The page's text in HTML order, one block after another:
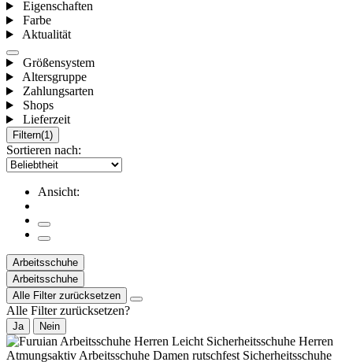
Eigenschaften
Farbe
Aktualität
Größensystem
Altersgruppe
Zahlungsarten
Shops
Lieferzeit
Filtern(1)
Sortieren nach:
Ansicht:
Arbeitsschuhe
Arbeitsschuhe
Alle Filter zurücksetzen
Alle Filter zurücksetzen?
Ja Nein